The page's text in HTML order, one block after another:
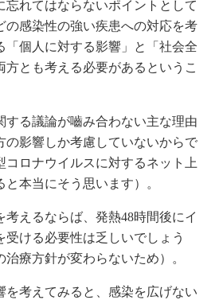
忘れてはならないポイントとして
の感染性の強い疾患への対応を考
「個人に対する影響」と「社会全
とも考える必要があるというこ
する議論が嚙み合わない主な理由
の影響しか考慮していないからで
コロナウイルスに対するネット上
本当にそう思います）。
えるならば、発熱48時間後にイ
受ける必要性は乏しいでしょう
治療方針が変わらないため）。
を考えてみると、感染を広げない